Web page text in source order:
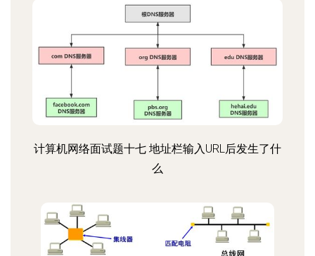
计算机网络面试题十七 地址栏输入URL后发生了什
么